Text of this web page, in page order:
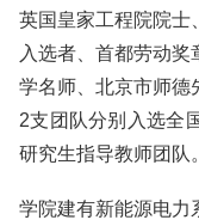
英国皇家工程院院士
入选者、首都劳动
学名师、北京市师德
2支团队分别入选全
研究生指导教师团队。
学院建有新能源电力